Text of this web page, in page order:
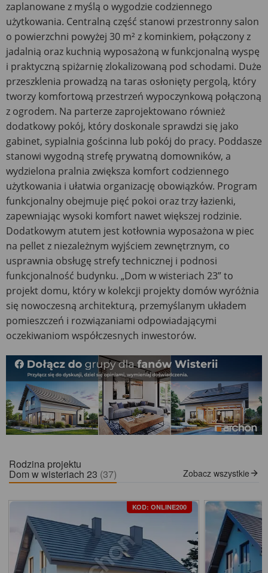
zaplanowane z myślą o wygodzie codziennego
użytkowania. Centralną część stanowi przestronny salon
o powierzchni powyżej 30 m² z kominkiem, połączony z
jadalnią oraz kuchnią wyposażoną w funkcjonalną wyspę
i praktyczną spiżarnię zlokalizowaną pod schodami. Duże
przeszklenia prowadzą na taras osłonięty pergolą, który
tworzy komfortową przestrzeń wypoczynkową połączoną
z ogrodem. Na parterze zaprojektowano również
dodatkowy pokój, który doskonale sprawdzi się jako
gabinet, sypialnia gościnna lub pokój do pracy. Poddasze
stanowi wygodną strefę prywatną domowników, a
wydzielona pralnia zwiększa komfort codziennego
użytkowania i ułatwia organizację obowiązków. Program
funkcjonalny obejmuje pięć pokoi oraz trzy łazienki,
zapewniając wysoki komfort nawet większej rodzinie.
Dodatkowym atutem jest kotłownia wyposażona w piec
na pellet z niezależnym wyjściem zewnętrznym, co
usprawnia obsługę strefy technicznej i podnosi
funkcjonalność budynku. „Dom w wisteriach 23” to
projekt domu, który w kolekcji projekty domów wyróżnia
się nowoczesną architekturą, przemyślanym układem
pomieszczeń i rozwiązaniami odpowiadającymi
oczekiwaniom współczesnych inwestorów.
Rodzina projektu
Dom w wisteriach 23 (37) Zobacz wszystkie
KOD: ONLINE200